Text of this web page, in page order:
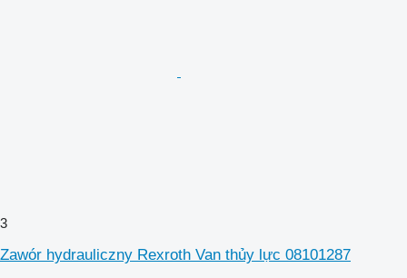
3
Zawór hydrauliczny Rexroth Van thủy lực 08101287